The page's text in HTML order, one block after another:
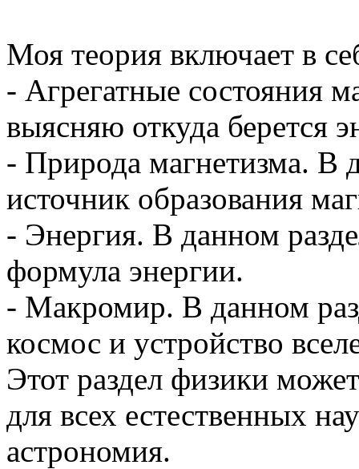
Моя теория включает в
- Агрегатные состояния
выясняю откуда берется
- Природа магнетизма. В
источник образования
- Энергия. В данном
формула энергии.
- Макромир. В данном
космос и устройство
Этот раздел физики
для всех естественных
астрономия.